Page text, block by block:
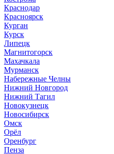
Краснодар
Красноярск
Курган
Курск
Липецк
Магнитогорск
Махачкала
Мурманск
Набережные Челны
Нижний Новгород
Нижний Тагил
Новокузнецк
Новосибирск
Омск
Орёл
Оренбург
Пенза